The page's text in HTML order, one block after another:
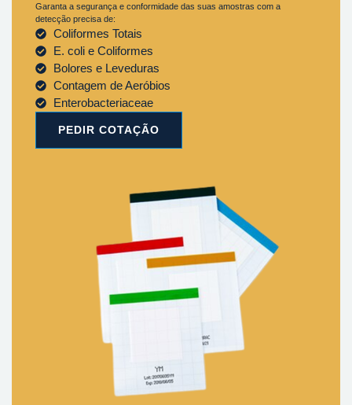
Garanta a segurança e conformidade das suas amostras com a
detecção precisa de:
Coliformes Totais
E. coli e Coliformes
Bolores e Leveduras
Contagem de Aeróbios
Enterobacteriaceae
PEDIR COTAÇÃO